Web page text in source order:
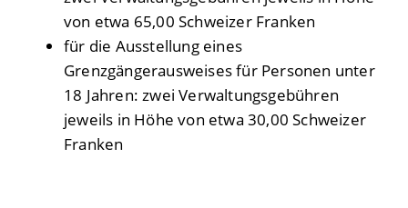
von etwa 65,00 Schweizer Franken
für die Ausstellung eines
Grenzgängerausweises für Personen unter
18 Jahren: zwei Verwaltungsgebühren
jeweils in Höhe von etwa 30,00 Schweizer
Franken